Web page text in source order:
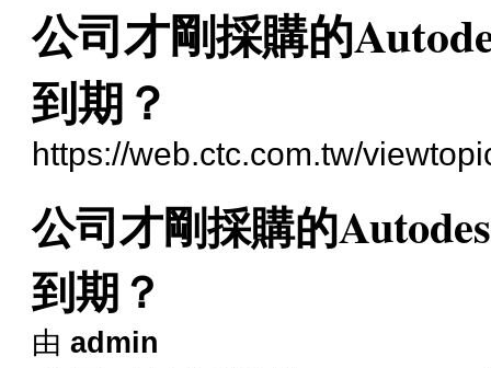
公司才剛採購的
到期？
https://web.ctc.com.tw/
公司才剛採購的
到期？
由admin